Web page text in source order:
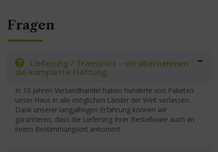
Fragen
Lieferung / Transport – wir übernehmen
die komplette Haftung.
In 10 Jahren Versandhandel haben hunderte von Paketen
unser Haus in alle möglichen Länder der Welt verlassen.
Dank unserer langjährigen Erfahrung können wir
garantieren, dass die Lieferung Ihrer Bestellware auch an
ihrem Bestimmungsort ankommt.